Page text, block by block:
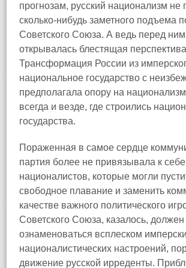
прогнозам, русский национализм не
сколько-нибудь заметного подъема
Советского Союза. А ведь перед
открывалась блестящая
Трансформация России из
национальное государство с
предполагала опору на
всегда и везде, где строились
государства.
Пораженная в самое сердце
партия более не привязывала к себе
националистов, которые могли
свободное плавание и заменить
качестве важного политического
Советского Союза, казалось,
ознаменоваться всплеском
националистических настроений,
движение русской ирреденты.